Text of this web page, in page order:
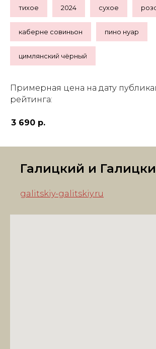
тихое 2024 сухое
каберне совиньон пино нуар
цимлянский чёрный
Примерная цена на дату
рейтинга:
3 690 р.
Галицкий и
galitskiy-galitskiy.ru